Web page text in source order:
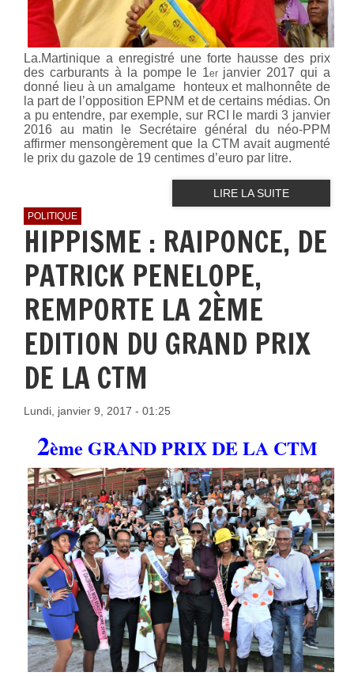
La.Martinique a enregistré une forte hausse des prix
des carburants à la pompe le 1er janvier 2017 qui a
donné lieu à un amalgame honteux et malhonnête de
la part de l’opposition EPNM et de certains médias. On
a pu entendre, par exemple, sur RCI le mardi 3 janvier
2016 au matin le Secrétaire général du néo-PPM
affirmer mensongèrement que la CTM avait augmenté
le prix du gazole de 19 centimes d’euro par litre.
LIRE LA SUITE
POLITIQUE
HIPPISME : RAIPONCE, DE
PATRICK PENELOPE,
REMPORTE LA 2ÈME
EDITION DU GRAND PRIX
DE LA CTM
Lundi, janvier 9, 2017 - 01:25
2ème GRAND PRIX DE LA CTM